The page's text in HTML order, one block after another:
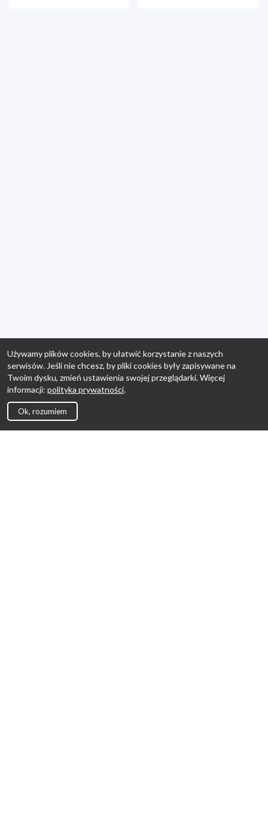
Używamy plików cookies, by ułatwić korzystanie z naszych
serwisów. Jeśli nie chcesz, by pliki cookies były zapisywane na
Twoim dysku, zmień ustawienia swojej przeglądarki. Więcej
informacji: polityka prywatności.
Ok, rozumiem